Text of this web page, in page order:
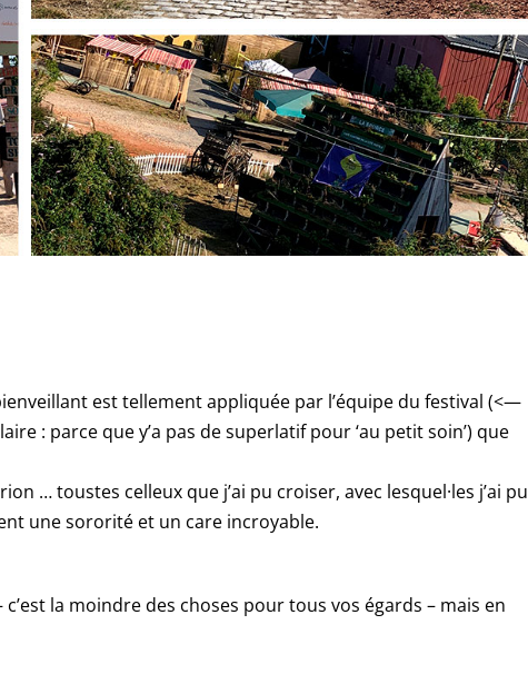
est tellement appliquée par l’équipe du festival (<—
: parce que y’a pas de superlatif pour ‘au petit soin’) que
… toustes celleux que j’ai pu croiser, avec lesquel·les j’ai pu
une sororité et un care incroyable.
la moindre des choses pour tous vos égards – mais en